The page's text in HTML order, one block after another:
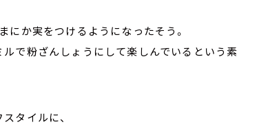
にか実をつけるようになったそう。
ルで粉ざんしょうにして楽しんでいるという素
タイルに、